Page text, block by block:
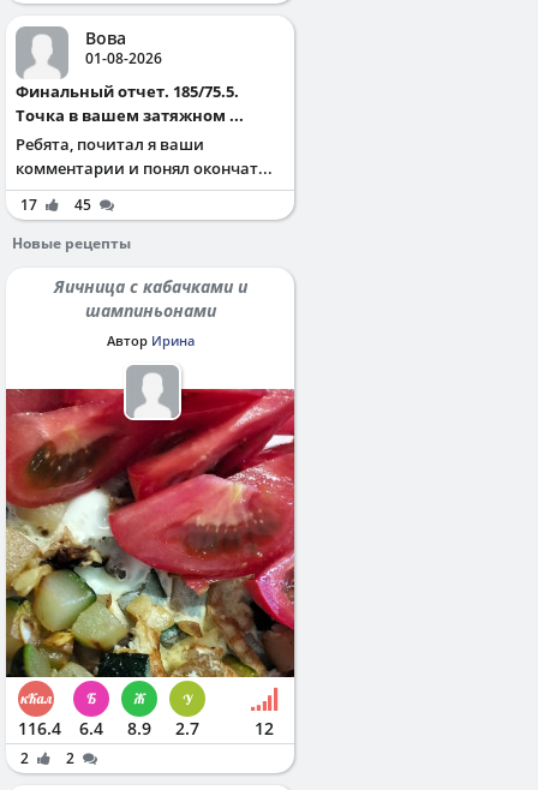
Вова
01-08-2026
Финальный отчет. 185/75.5.
Точка в вашем затяжном ...
Ребята, почитал я ваши
комментарии и понял окончат...
17
45
Новые рецепты
Яичница с кабачками и
шампиньонами
Автор Ирина
116.4 6.4 8.9 2.7 12
2 2